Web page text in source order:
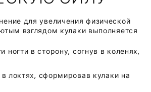
для увеличения физической
взглядом кулаки выполняется
ногти в сторону, согнув в коленях,
локтях, сформировав кулаки на